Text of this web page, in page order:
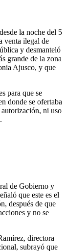
la noche del 5
venta ilegal de
y desmanteló
grande de la zona
Ajusco, y que
para que se
donde se ofertaba
ni uso
de Gobierno y
que este es el
después de que
y no se
directora
subrayó que